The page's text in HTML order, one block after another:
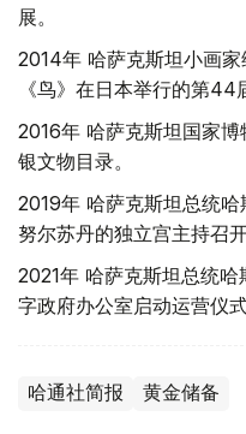
展。
2014年 哈萨克斯坦小画
《鸟》在日本举行的第44
2016年 哈萨克斯坦国家
银文物目录。
2019年 哈萨克斯坦总统
努尔苏丹的独立宫主持召
2021年 哈萨克斯坦总统哈
字政府办公室启动运营仪式
哈通社简报 黄金储备